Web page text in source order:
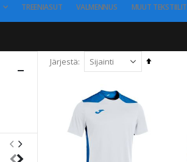
TREENIASUT VALMENNUS MUUT TEKSTIILIT
Järjestä
Aseta